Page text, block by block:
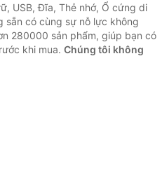
USB, Đĩa, Thẻ nhớ, Ổ cứng di
sẵn có cùng sự nỗ lực không
280000 sản phẩm, giúp bạn có
khi mua. Chúng tôi không